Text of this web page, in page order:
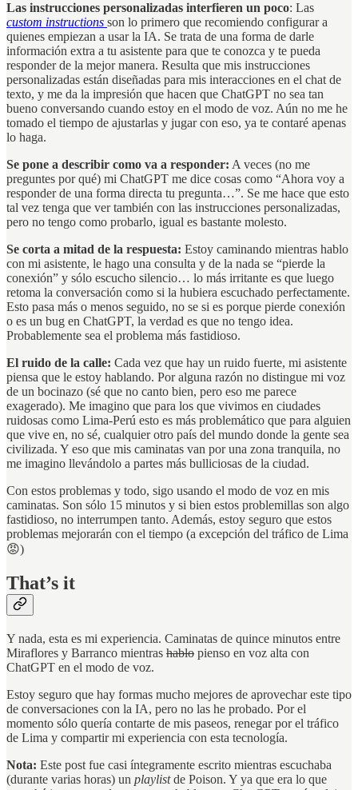
Las instrucciones personalizadas interfieren un poco: Las
custom instructions son lo primero que recomiendo configurar a
quienes empiezan a usar la IA. Se trata de una forma de darle
información extra a tu asistente para que te conozca y te pueda
responder de la mejor manera. Resulta que mis instrucciones
personalizadas están diseñadas para mis interacciones en el chat de
texto, y me da la impresión que hacen que ChatGPT no sea tan
bueno conversando cuando estoy en el modo de voz. Aún no me he
tomado el tiempo de ajustarlas y jugar con eso, ya te contaré apenas
lo haga.
Se pone a describir como va a responder: A veces (no me
preguntes por qué) mi ChatGPT me dice cosas como “Ahora voy a
responder de una forma directa tu pregunta…”. Se me hace que esto
tal vez tenga que ver también con las instrucciones personalizadas,
pero no tengo como probarlo, igual es bastante molesto.
Se corta a mitad de la respuesta: Estoy caminando mientras hablo
con mi asistente, le hago una consulta y de la nada se “pierde la
conexión” y sólo escucho silencio… lo más irritante es que luego
retoma la conversación como si la hubiera escuchado perfectamente.
Esto pasa más o menos seguido, no se si es porque pierde conexión
o es un bug en ChatGPT, la verdad es que no tengo idea.
Probablemente sea el problema más fastidioso.
El ruido de la calle: Cada vez que hay un ruido fuerte, mi asistente
piensa que le estoy hablando. Por alguna razón no distingue mi voz
de un bocinazo (sé que no canto bien, pero eso me parece
exagerado). Me imagino que para los que vivimos en ciudades
ruidosas como Lima-Perú esto es más problemático que para alguien
que vive en, no sé, cualquier otro país del mundo donde la gente sea
civilizada. Y eso que mis caminatas van por una zona tranquila, no
me imagino llevándolo a partes más bulliciosas de la ciudad.
Con estos problemas y todo, sigo usando el modo de voz en mis
caminatas. Son sólo 15 minutos y si bien estos problemillas son algo
fastidioso, no interrumpen tanto. Además, estoy seguro que estos
problemas mejorarán con el tiempo (a excepción del tráfico de Lima
😡)
That’s it
Y nada, esta es mi experiencia. Caminatas de quince minutos entre
Miraflores y Barranco mientras hablo pienso en voz alta con
ChatGPT en el modo de voz.
Estoy seguro que hay formas mucho mejores de aprovechar este tipo
de conversaciones con la IA, pero no las he probado. Por el
momento sólo quería contarte de mis paseos, renegar por el tráfico
de Lima y compartir mi experiencia con esta tecnología.
Nota: Este post fue casi íntegramente escrito mientras escuchaba
(durante varias horas) un playlistde Poison. Y ya que era lo que